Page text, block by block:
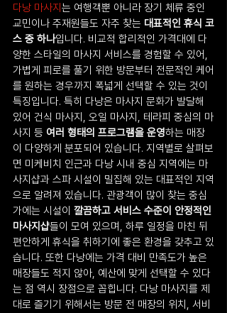
다낭 마사지 는 여행객뿐 아니라 장기 체류 중인
교민이나 주재원들도 자주 찾는 대표적인 휴식 코
스 중 하나입니다. 비교적 합리적인 가격대에 다
양한 스타일의 마사지 서비스를 경험할 수 있어,
가볍게 피로를 풀기 위한 방문부터 전문적인 케어
를 원하는 경우까지 폭넓게 선택할 수 있는 것이
특징입니다. 특히 다낭은 마사지 문화가 발달해
있어 건식 마사지, 오일 마사지, 테라피 중심의 마
사지 등 여러 형태의 프로그램을 운영하는 매장
이 다양하게 분포되어 있습니다. 지역별로 살펴보
면 미케비치 인근과 다낭 시내 중심 지역에는 마
사지샵과 스파 시설이 밀집해 있는 대표적인 지역
으로 알려져 있습니다. 관광객이 많이 찾는 중심
가에는 시설이 깔끔하고 서비스 수준이 안정적인
마사지샵들이 모여 있으며, 하루 일정을 마친 뒤
편안하게 휴식을 취하기에 좋은 환경을 갖추고 있
습니다. 또한 다낭에는 가격 대비 만족도가 높은
매장들도 적지 않아, 예산에 맞게 선택할 수 있다
는 점 역시 장점으로 꼽힙니다. 다낭 마사지를 제
대로 즐기기 위해서는 방문 전 매장의 위치, 서비